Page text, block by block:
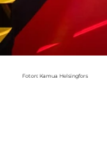
Foton: Kamua Helsingfors